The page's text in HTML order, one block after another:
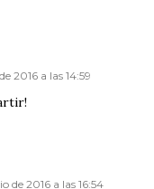
2016 a las 14:59
de 2016 a las 16:54